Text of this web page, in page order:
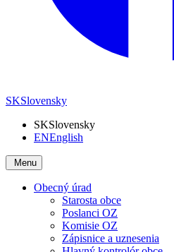
SKSlovensky
SKSlovensky
ENEnglish
Menu
Obecný úrad
Starosta obce
Poslanci OZ
Komisie OZ
Zápisnice a uznesenia